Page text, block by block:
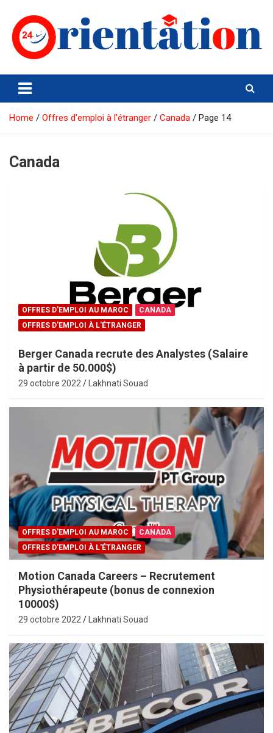
content
Orientation24
Emploi et Orientation au Maroc
Home Offres d'emploi à l'étranger Canada Page 14
Canada
OFFRES D'EMPLOI AU MAROC
CANADA
OFFRES D'EMPLOI À L'ÉTRANGER
Berger Canada recrute des Analystes (Salaire
à partir de 50.000$)
29 octobre 2022 Lakhnati Souad
OFFRES D'EMPLOI AU MAROC
CANADA
OFFRES D'EMPLOI À L'ÉTRANGER
Motion Canada Careers – Recrutement
Physiothérapeute (bonus de connexion
10000$)
29 octobre 2022 Lakhnati Souad